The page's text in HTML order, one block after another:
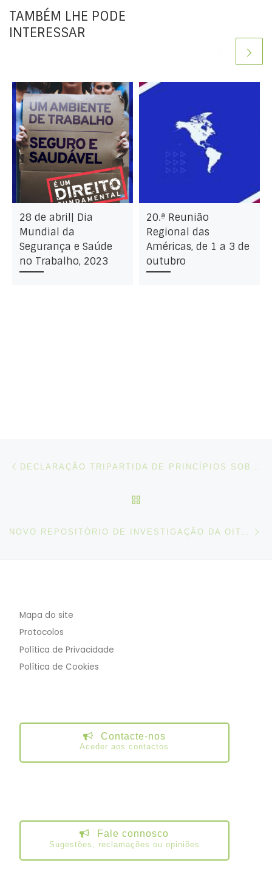
TAMBÉM LHE PODE
INTERESSAR
28 de abril| Dia
Mundial da
Segurança e Saúde
no Trabalho, 2023
20.ª Reunião
Regional das
Américas, de 1 a 3 de
outubro
Post navigation
Mapa do site
Protocolos
Política de Privacidade
Política de Cookies
Contacte-nos
Aceder aos contactos
Fale connosco
Sugestões, reclamações ou opiniões